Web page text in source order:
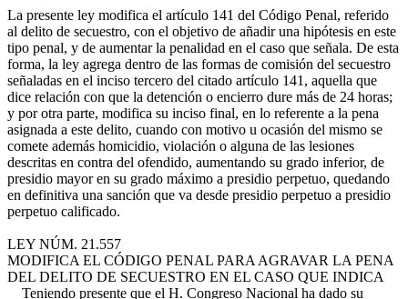
La presente ley modifica el artículo 141 del Código Penal, referido
al delito de secuestro, con el objetivo de añadir una hipótesis en este
tipo penal, y de aumentar la penalidad en el caso que señala. De esta
forma, la ley agrega dentro de las formas de comisión del secuestro
señaladas en el inciso tercero del citado artículo 141, aquella que
dice relación con que la detención o encierro dure más de 24 horas;
y por otra parte, modifica su inciso final, en lo referente a la pena
asignada a este delito, cuando con motivo u ocasión del mismo se
comete además homicidio, violación o alguna de las lesiones
descritas en contra del ofendido, aumentando su grado inferior, de
presidio mayor en su grado máximo a presidio perpetuo, quedando
en definitiva una sanción que va desde presidio perpetuo a presidio
perpetuo calificado.
LEY NÚM. 21.557
MODIFICA EL CÓDIGO PENAL PARA AGRAVAR LA PENA
DEL DELITO DE SECUESTRO EN EL CASO QUE INDICA
Teniendo presente que el H. Congreso Nacional ha dado su